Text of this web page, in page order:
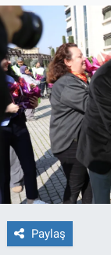
Paylaş
Tüm
İletişim
Künye
Süper Lig
Tüm
Son
Haber